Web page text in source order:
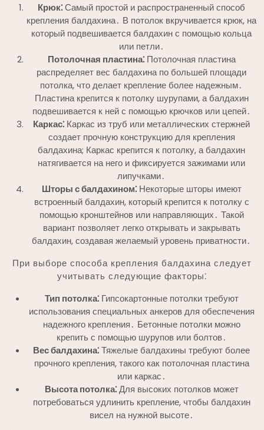
Крюк⁚Самый простой и распространенный способ
крепления балдахина․ В потолок вкручивается крюк, на
который подвешивается балдахин с помощью кольца
или петли․
Потолочная пластина⁚Потолочная пластина
распределяет вес балдахина по большей площади
потолка, что делает крепление более надежным․
Пластина крепится к потолку шурупами, а балдахин
подвешивается к ней с помощью крючков или цепей․
Каркас⁚ Каркас из труб или металлических стержней
создает прочную конструкцию для крепления
балдахина; Каркас крепится к потолку, а балдахин
натягивается на него и фиксируется зажимами или
липучками․
Шторы с балдахином⁚Некоторые шторы имеют
встроенный балдахин, который крепится к потолку с
помощью кронштейнов или направляющих․ Такой
вариант позволяет легко открывать и закрывать
балдахин, создавая желаемый уровень приватности․
При выборе способа крепления балдахина следует
учитывать следующие факторы⁚
Тип потолка⁚Гипсокартонные потолки требуют
использования специальных анкеров для обеспечения
надежного крепления․ Бетонные потолки можно
крепить с помощью шурупов или болтов․
Вес балдахина⁚Тяжелые балдахины требуют более
прочного крепления, такого как потолочная пластина
или каркас․
Высота потолка⁚Для высоких потолков может
потребоваться удлинить крепление, чтобы балдахин
висел на нужной высоте․